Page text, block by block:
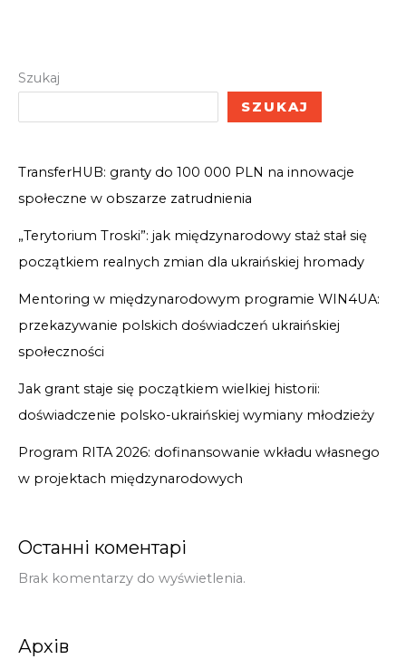
Szukaj
SZUKAJ
TransferHUB: granty do 100 000 PLN na innowacje
społeczne w obszarze zatrudnienia
„Terytorium Troski”: jak międzynarodowy staż stał się
początkiem realnych zmian dla ukraińskiej hromady
Mentoring w międzynarodowym programie WIN4UA:
przekazywanie polskich doświadczeń ukraińskiej
społeczności
Jak grant staje się początkiem wielkiej historii:
doświadczenie polsko-ukraińskiej wymiany młodzieży
Program RITA 2026: dofinansowanie wkładu własnego
w projektach międzynarodowych
Останні коментарі
Brak komentarzy do wyświetlenia.
Архів